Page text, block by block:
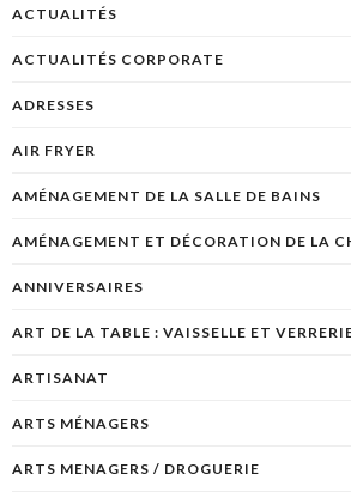
ACTUALITÉS
ACTUALITÉS CORPORATE
ADRESSES
AIR FRYER
AMÉNAGEMENT DE LA SALLE DE BAINS
AMÉNAGEMENT ET DÉCORATION DE LA
ANNIVERSAIRES
ART DE LA TABLE : VAISSELLE ET
ARTISANAT
ARTS MÉNAGERS
ARTS MENAGERS / DROGUERIE